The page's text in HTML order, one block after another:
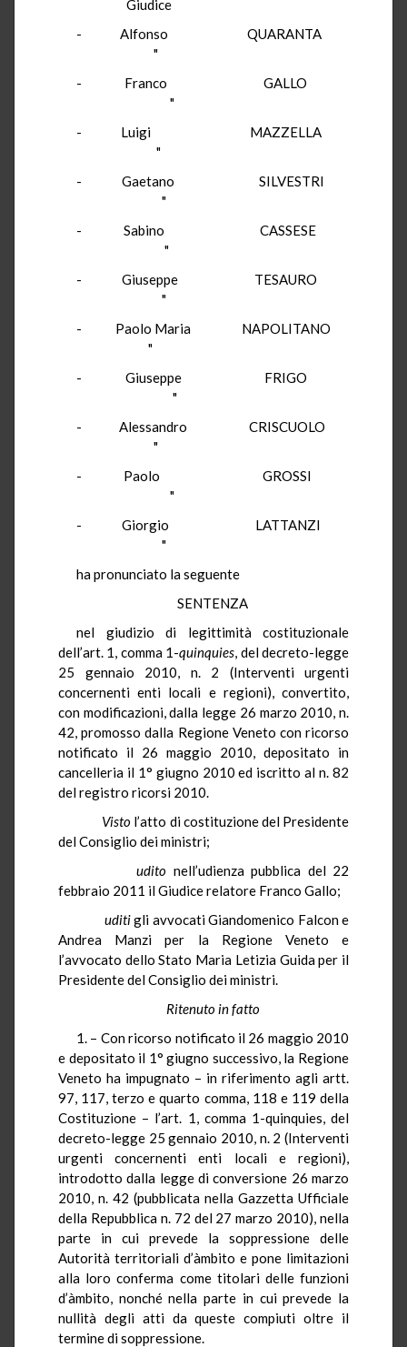
Giudice
- Alfonso QUARANTA
"
- Franco GALLO
"
- Luigi MAZZELLA
"
- Gaetano SILVESTRI
"
- Sabino CASSESE
"
- Giuseppe TESAURO
"
- Paolo Maria NAPOLITANO
"
- Giuseppe FRIGO
"
- Alessandro CRISCUOLO
"
- Paolo GROSSI
"
- Giorgio LATTANZI
"
ha pronunciato la seguente
SENTENZA
nel giudizio di legittimità costituzionale
dell’art. 1, comma 1-quinquies, del decreto-legge
25 gennaio 2010, n. 2 (Interventi urgenti
concernenti enti locali e regioni), convertito,
con modificazioni, dalla legge 26 marzo 2010, n.
42, promosso dalla Regione Veneto con ricorso
notificato il 26 maggio 2010, depositato in
cancelleria il 1° giugno 2010 ed iscritto al n. 82
del registro ricorsi 2010.
Visto l’atto di costituzione del Presidente
del Consiglio dei ministri;
udito nell’udienza pubblica del 22
febbraio 2011 il Giudice relatore Franco Gallo;
uditigli avvocati Giandomenico Falcon e
Andrea Manzi per la Regione Veneto e
l’avvocato dello Stato Maria Letizia Guida per il
Presidente del Consiglio dei ministri.
Ritenuto in fatto
1. – Con ricorso notificato il 26 maggio 2010
e depositato il 1° giugno successivo, la Regione
Veneto ha impugnato – in riferimento agli artt.
97, 117, terzo e quarto comma, 118 e 119 della
Costituzione – l’art. 1, comma 1-quinquies, del
decreto-legge 25 gennaio 2010, n. 2 (Interventi
urgenti concernenti enti locali e regioni),
introdotto dalla legge di conversione 26 marzo
2010, n. 42 (pubblicata nella Gazzetta Ufficiale
della Repubblica n. 72 del 27 marzo 2010), nella
parte in cui prevede la soppressione delle
Autorità territoriali d’àmbito e pone limitazioni
alla loro conferma come titolari delle funzioni
d’àmbito, nonché nella parte in cui prevede la
nullità degli atti da queste compiuti oltre il
termine di soppressione.